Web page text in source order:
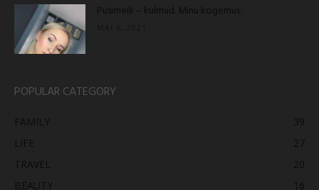
Püsimeik – kulmud. Minu kogemus.
POPULAR CATEGORY
FAMILY
39
LIFE
27
TRAVEL
20
BEAUTY
16